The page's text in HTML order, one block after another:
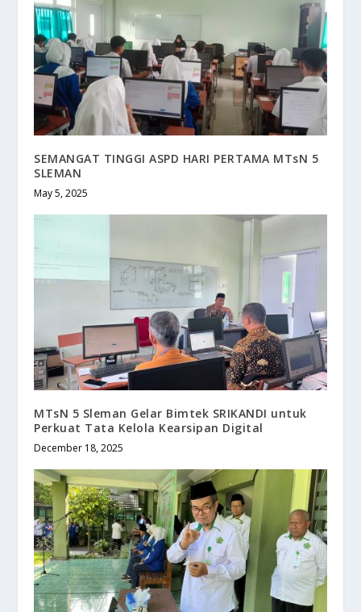
SEMANGAT TINGGI ASPD HARI PERTAMA MTsN 5
SLEMAN
May 5, 2025
MTsN 5 Sleman Gelar Bimtek SRIKANDI untuk
Perkuat Tata Kelola Kearsipan Digital
December 18, 2025